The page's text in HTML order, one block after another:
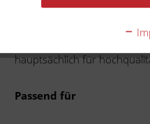
hauptsächlich für
Passend für